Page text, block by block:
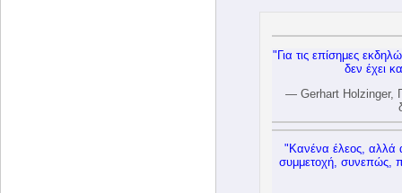
"Για τις επίσημες
δεν έχει
— Gerhart Holzinger,
"Κανένα έλεος, αλλά
συμμετοχή, συνεπώς,